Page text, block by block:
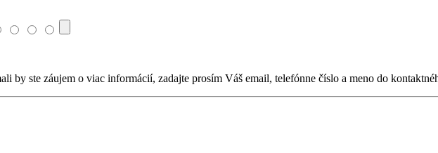
by ste záujem o viac informácií, zadajte prosím Váš email, telefónne číslo a meno do